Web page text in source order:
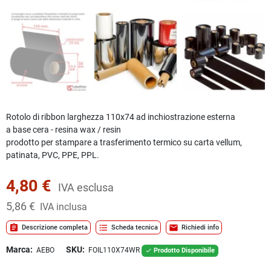
Rotolo di ribbon larghezza 110x74 ad inchiostrazione esterna
a basecera - resina wax / resin
prodotto per stampare a trasferimento termico su carta vellum,
patinata, PVC, PPE, PPL.
4,80 €
IVA esclusa
5,86 €
IVA inclusa
assignment Descrizione completa format_list_bulleted Scheda tecnica mail Richiedi info
Marca: AEBO SKU: FOIL110X74WR  Prodotto Disponibile